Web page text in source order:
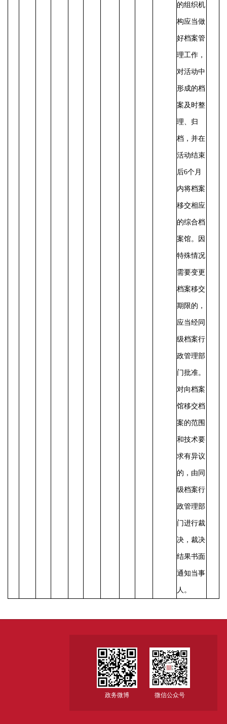
的组织机
构应当做
好档案管
理工作，
对活动中
形成的档
案及时整
理、归
档，并在
活动结束
后6个月
内将档案
移交相应
的综合档
案馆。 因
特殊情况
需要变更
档案移交
期限的，
应当经同
级档案行
政管理部
门批准。
对向档案
馆移交档
案的范围
和技术要
求有异议
的，由同
级档案行
政管理部
门进行裁
决，裁决
结果书面
通知当事
人。
政务微博 微信公众号